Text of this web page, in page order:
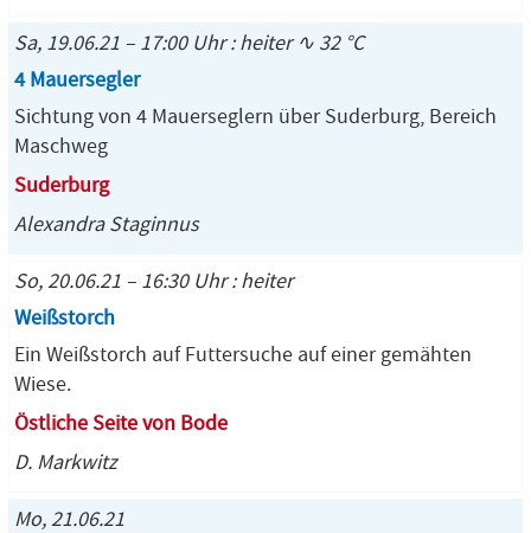
Sa, 19.06.21 – 17:00 Uhr : heiter ∿ 32 °C
4 Mauersegler
Sichtung von 4 Mauerseglern über Suderburg, Bereich
Maschweg
Suderburg
Alexandra Staginnus
So, 20.06.21 – 16:30 Uhr : heiter
Weißstorch
Ein Weißstorch auf Futtersuche auf einer gemähten
Wiese.
Östliche Seite von Bode
D. Markwitz
Mo, 21.06.21